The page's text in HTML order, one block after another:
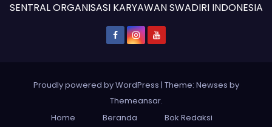
SENTRAL ORGANISASI KARYAWAN SWADIRI INDONESIA
Proudly powered by WordPress | Theme: Newses by
Themeansar.
Home
Beranda
Bok Redaksi